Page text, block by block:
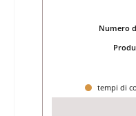
Numero
tempi di